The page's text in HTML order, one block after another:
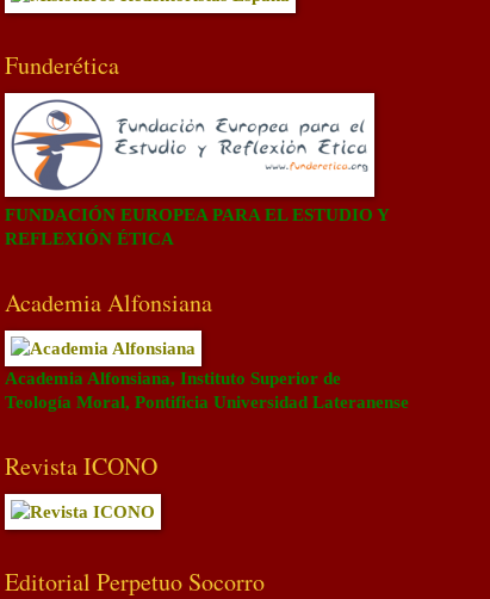
Funderética
FUNDACIÓN EUROPEA PARA EL ESTUDIO Y
REFLEXIÓN ÉTICA
Academia Alfonsiana
Academia Alfonsiana, Instituto Superior de
Teología Moral, Pontificia Universidad Lateranense
Revista ICONO
Editorial Perpetuo Socorro